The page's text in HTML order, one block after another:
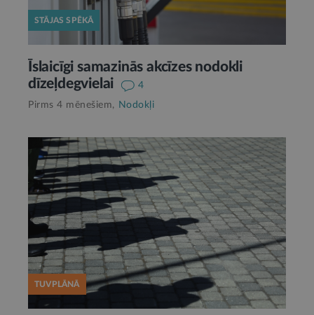
STĀJAS SPĒKĀ
Īslaicīgi samazinās akcīzes nodokli
dīzeļdegvielai
4
Pirms 4 mēnešiem,
Nodokļi
TUVPLĀNĀ